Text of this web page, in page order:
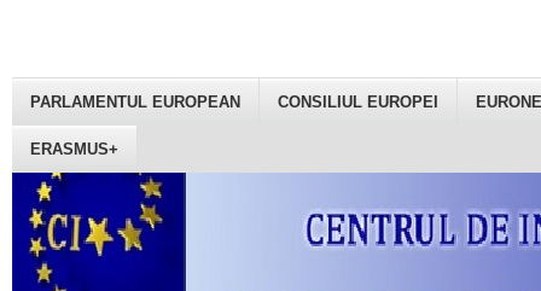
PARLAMENTUL EUROPEAN CONSILIUL EUROPEI
ERASMUS+